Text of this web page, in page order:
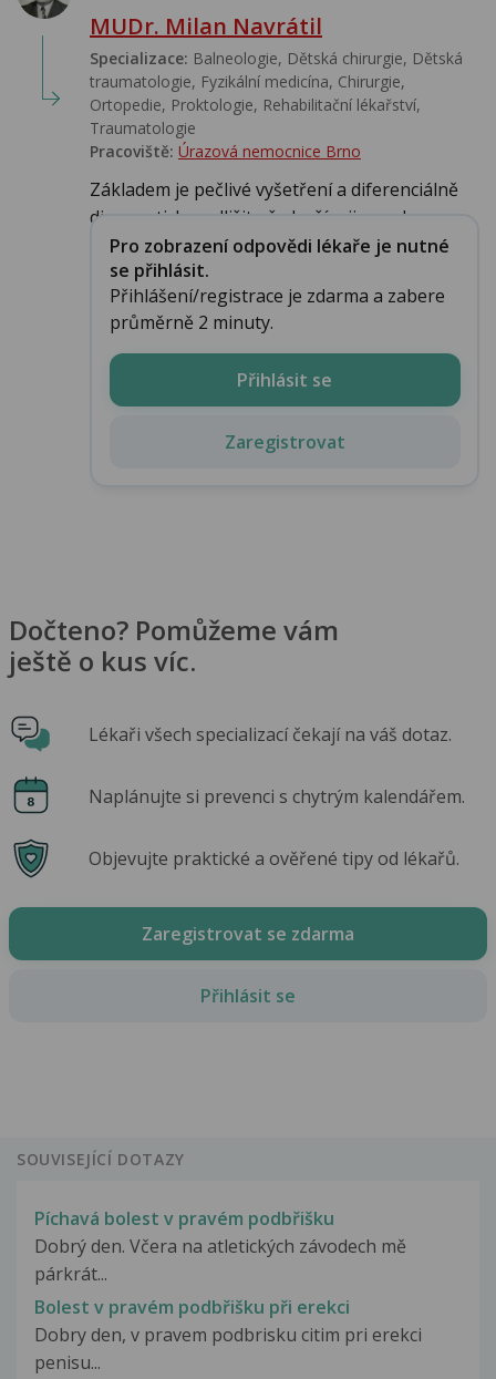
MUDr. Milan Navrátil
Specializace: Balneologie, Dětská chirurgie, Dětská
traumatologie, Fyzikální medicína, Chirurgie,
Ortopedie, Proktologie, Rehabilitační lékařství‎,
Traumatologie
Pracoviště: Úrazová nemocnice Brno
Základem je pečlivé vyšetření a diferenciálně
diagnosticky, odlišit především jinou chor...
Pro zobrazení odpovědi lékaře je nutné
se přihlásit.
Přihlášení/registrace je zdarma a zabere
průměrně 2 minuty.
Přihlásit se
Zaregistrovat
Dočteno? Pomůžeme vám
ještě o kus víc.
Lékaři všech specializací čekají na váš dotaz.
Naplánujte si prevenci s chytrým kalendářem.
Objevujte praktické a ověřené tipy od lékařů.
Zaregistrovat se zdarma
Přihlásit se
SOUVISEJÍCÍ DOTAZY
Píchavá bolest v pravém podbřišku
Dobrý den. Včera na atletických závodech mě
párkrát...
Bolest v pravém podbřišku při erekci
Dobry den, v pravem podbrisku citim pri erekci
penisu...